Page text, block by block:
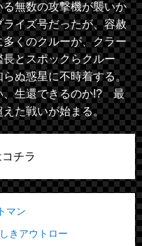
無数の攻撃機が襲いか
イズ号だったが、容赦
くのクルーが、クラー
とスポックらクルー
ぬ惑星に不時着する。
、生還できるのか!? 最
た戦いが始まる。
チラ
マン
きアウトロー